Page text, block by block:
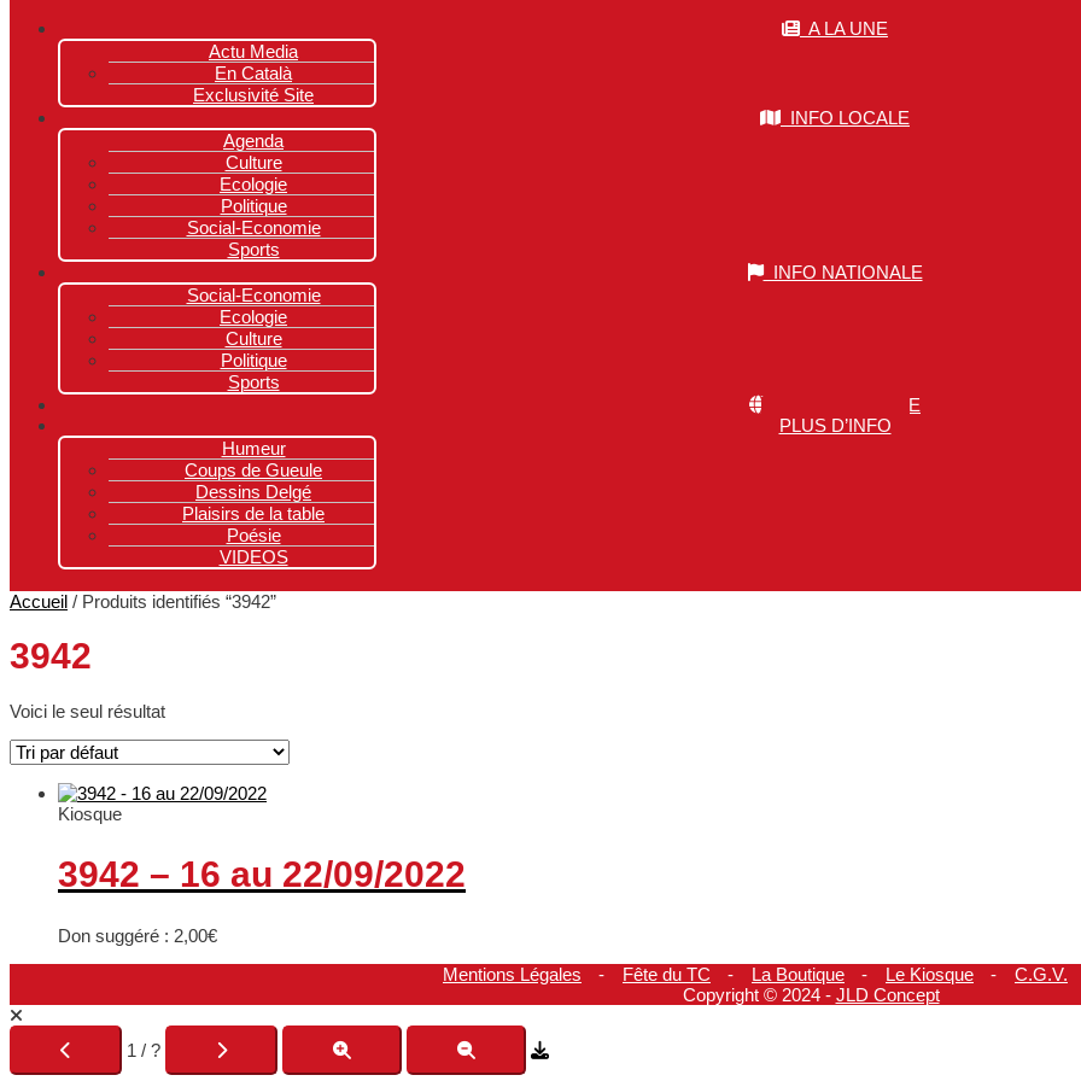
A LA UNE
Actu Media
En Català
Exclusivité Site
INFO LOCALE
Agenda
Culture
Ecologie
Politique
Social-Economie
Sports
INFO NATIONALE
Social-Economie
Ecologie
Culture
Politique
Sports
INFO MONDIALE
PLUS D’INFO
Humeur
Coups de Gueule
Dessins Delgé
Plaisirs de la table
Poésie
VIDEOS
Accueil / Produits identifiés “3942”
3942
Voici le seul résultat
Kiosque
3942 – 16 au 22/09/2022
Don suggéré : 2,00€
Mentions Légales
Fête du TC La Boutique Le Kiosque C.G.V.
Copyright © 2024 - JLD Concept
1 / ?